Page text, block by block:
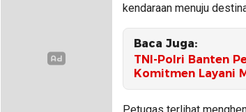
kendaraan menuju
Baca Juga:
TNI-Polri Banten
Komitmen Layani
Petugas terlihat